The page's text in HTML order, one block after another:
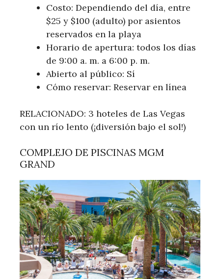
Costo: Dependiendo del día, entre
$25 y $100 (adulto) por asientos
reservados en la playa
Horario de apertura: todos los días
de 9:00 a. m. a 6:00 p. m.
Abierto al público: Sí
Cómo reservar: Reservar en línea
RELACIONADO: 3 hoteles de Las Vegas
con un río lento (¡diversión bajo el sol!)
COMPLEJO DE PISCINAS MGM
GRAND